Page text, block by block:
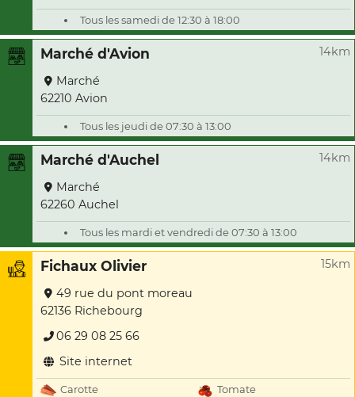
Tous les samedi de 12:30 à 18:00
Marché d'Avion 14km
Marché
62210 Avion
Tous les jeudi de 07:30 à 13:00
Marché d'Auchel 14km
Marché
62260 Auchel
Tous les mardi et vendredi de 07:30 à 13:00
Fichaux Olivier 15km
49 rue du pont moreau
62136 Richebourg
06 29 08 25 66
Site internet
Carotte
Tomate